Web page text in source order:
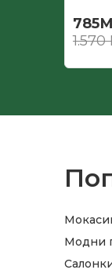
785
1.570
Модни